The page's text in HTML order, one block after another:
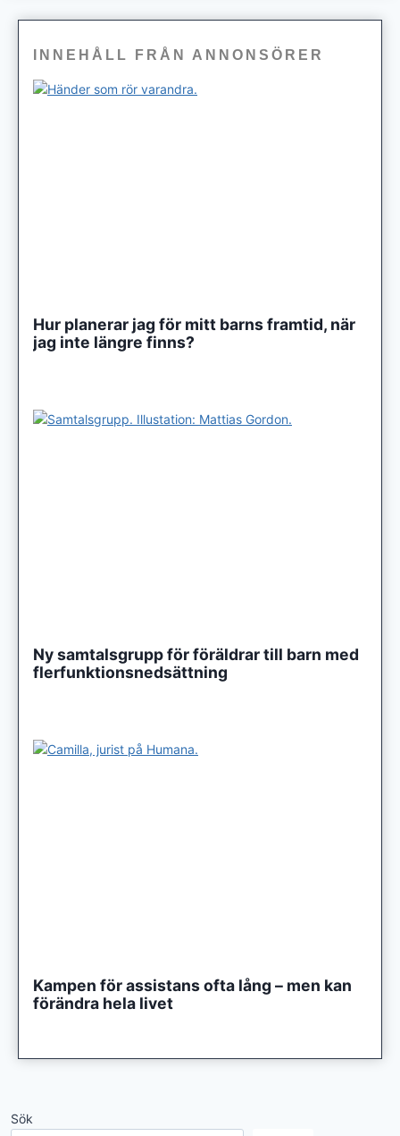
INNEHÅLL FRÅN ANNONSÖRER
Hur planerar jag för mitt barns framtid, när
jag inte längre finns?
Ny samtalsgrupp för föräldrar till barn med
flerfunktionsnedsättning
Kampen för assistans ofta lång – men kan
förändra hela livet
Sök